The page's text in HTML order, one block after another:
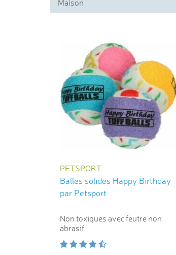
Maison
PETSPORT
Balles solides Happy Birthday
par Petsport
Non toxiques avec feutre non
abrasif